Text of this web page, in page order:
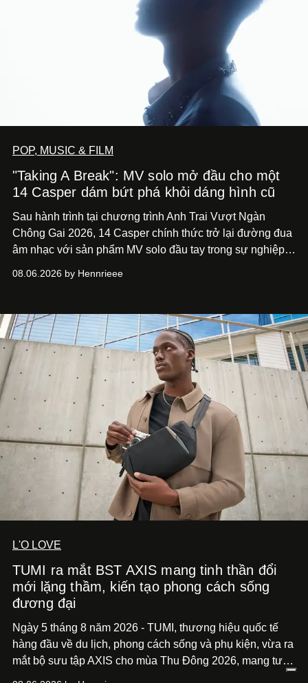
POP, MUSIC & FILM
"Taking A Break": MV solo mở đầu cho một
14 Casper dám bứt phá khỏi dáng hình cũ
Sau hành trình tại chương trình Anh Trai Vượt Ngàn
Chông Gai 2026, 14 Casper chính thức trở lại đường đua
âm nhạc với sản phẩm MV solo đầu tay trong sự nghiệp -
bước chuyển mình của 14 Casper sau chương trình, mà
của nam nghệ sĩ khi lần đầu tiên anh trình làng một MV
solo được đầu tư toàn diện từ sáng tác, sản xuất, trình
diễn đến hình ảnh.
08.06.2026 by Hennrieee
L'O LOVE
TUMI ra mắt BST AXIS mang tinh thần đổi
mới lặng thầm, kiến tạo phong cách sống
đương đại
Ngày 5 tháng 8 năm 2026 - TUMI, thương hiệu quốc tế
hàng đầu về du lịch, phong cách sống và phụ kiện, vừa ra
mắt bộ sưu tập AXIS cho mùa Thu Đông 2026, mang tư